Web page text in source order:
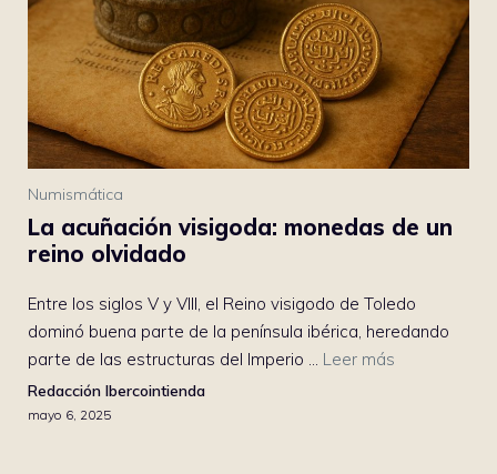
Numismática
La acuñación visigoda: monedas de un
reino olvidado
Entre los siglos V y VIII, el Reino visigodo de Toledo
dominó buena parte de la península ibérica, heredando
parte de las estructuras del Imperio ... Leer más
Redacción Ibercointienda
mayo 6, 2025